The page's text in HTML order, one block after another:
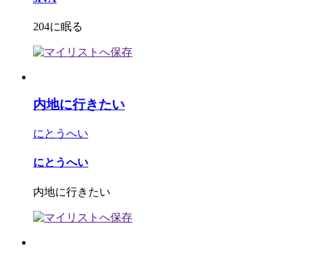
204に眠る
内地に行きたい
にとうへい
にとうへい
内地に行きたい